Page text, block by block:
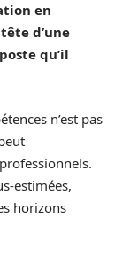
en
d’une
qu’il
n’est pas
estimées,
horizons